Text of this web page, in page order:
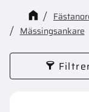
Mässingsankare